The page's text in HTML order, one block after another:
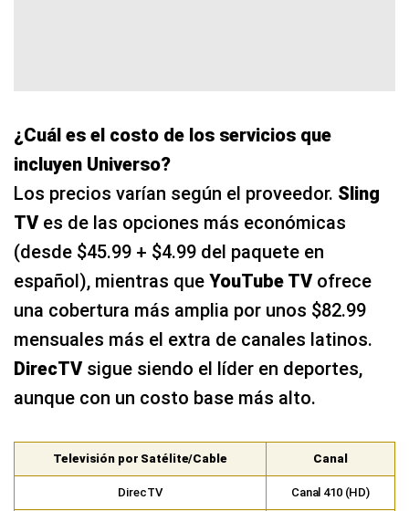
¿Cuál es el costo de los servicios que
incluyen Universo?
Los precios varían según el proveedor. Sling
TVes de las opciones más económicas
(desde $45.99 + $4.99 del paquete en
español), mientras que YouTube TVofrece
una cobertura más amplia por unos $82.99
mensuales más el extra de canales latinos.
DirecTVsigue siendo el líder en deportes,
aunque con un costo base más alto.
Televisión por Satélite/Cable Canal
DirecTV Canal 410 (HD)